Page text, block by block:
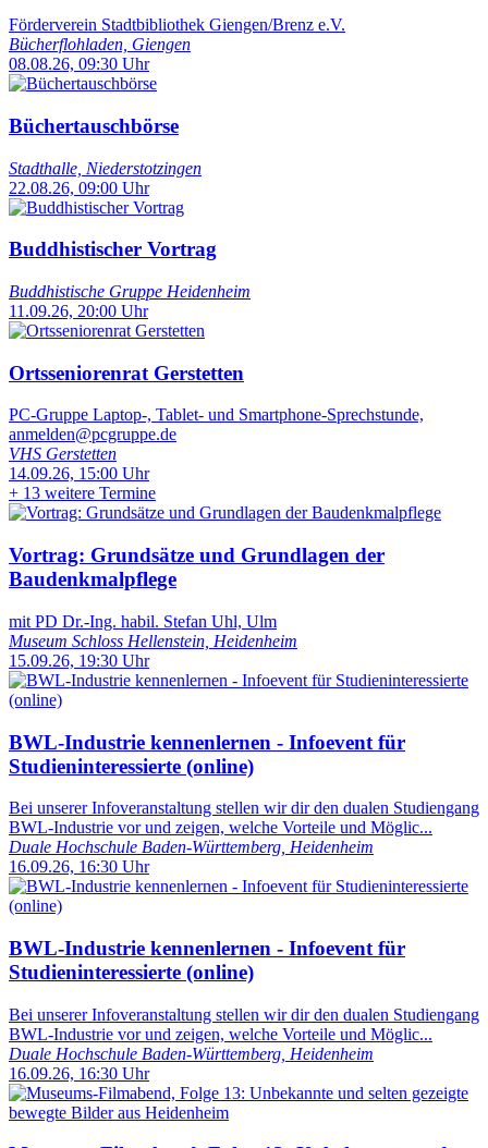
Förderverein Stadtbibliothek Giengen/Brenz e.V.
Bücherflohladen, Giengen
08.08.26, 09:30 Uhr
Büchertauschbörse
Stadthalle, Niederstotzingen
22.08.26, 09:00 Uhr
Buddhistischer Vortrag
Buddhistische Gruppe Heidenheim
11.09.26, 20:00 Uhr
Ortsseniorenrat Gerstetten
PC-Gruppe Laptop-, Tablet- und Smartphone-Sprechstunde,
anmelden@pcgruppe.de
VHS Gerstetten
14.09.26, 15:00 Uhr
+ 13 weitere Termine
Vortrag: Grundsätze und Grundlagen der
Baudenkmalpflege
mit PD Dr.-Ing. habil. Stefan Uhl, Ulm
Museum Schloss Hellenstein, Heidenheim
15.09.26, 19:30 Uhr
BWL-Industrie kennenlernen - Infoevent für
Studieninteressierte (online)
Bei unserer Infoveranstaltung stellen wir dir den dualen Studiengang
BWL-Industrie vor und zeigen, welche Vorteile und Möglic...
Duale Hochschule Baden-Württemberg, Heidenheim
16.09.26, 16:30 Uhr
BWL-Industrie kennenlernen - Infoevent für
Studieninteressierte (online)
Bei unserer Infoveranstaltung stellen wir dir den dualen Studiengang
BWL-Industrie vor und zeigen, welche Vorteile und Möglic...
Duale Hochschule Baden-Württemberg, Heidenheim
16.09.26, 16:30 Uhr